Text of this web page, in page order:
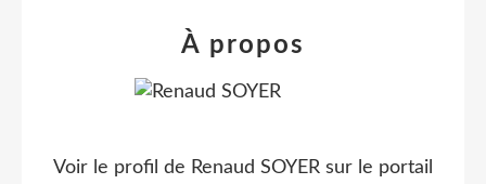
À propos
Voir le profil de Renaud SOYER sur le portail